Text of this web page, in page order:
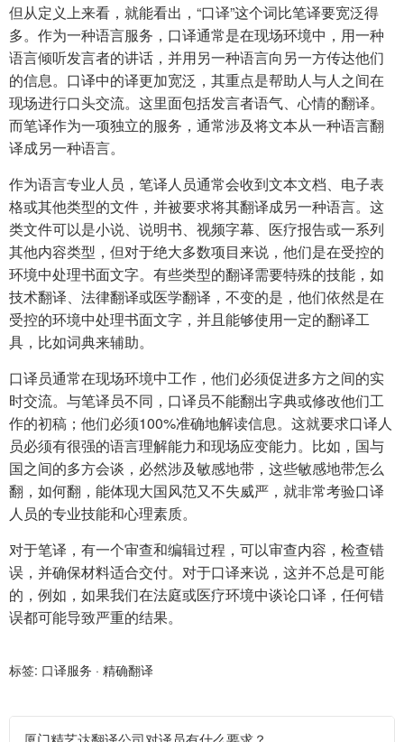
但从定义上来看，就能看出，“口译”这个词比笔译要宽泛得
多。作为一种语言服务，口译通常是在现场环境中，用一种
语言倾听发言者的讲话，并用另一种语言向另一方传达他们
的信息。口译中的译更加宽泛，其重点是帮助人与人之间在
现场进行口头交流。这里面包括发言者语气、心情的翻译。
而笔译作为一项独立的服务，通常涉及将文本从一种语言翻
译成另一种语言。
作为语言专业人员，笔译人员通常会收到文本文档、电子表
格或其他类型的文件，并被要求将其翻译成另一种语言。这
类文件可以是小说、说明书、视频字幕、医疗报告或一系列
其他内容类型，但对于绝大多数项目来说，他们是在受控的
环境中处理书面文字。有些类型的翻译需要特殊的技能，如
技术翻译、法律翻译或医学翻译，不变的是，他们依然是在
受控的环境中处理书面文字，并且能够使用一定的翻译工
具，比如词典来辅助。
口译员通常在现场环境中工作，他们必须促进多方之间的实
时交流。与笔译员不同，口译员不能翻出字典或修改他们工
作的初稿；他们必须100%准确地解读信息。这就要求口译人
员必须有很强的语言理解能力和现场应变能力。比如，国与
国之间的多方会谈，必然涉及敏感地带，这些敏感地带怎么
翻，如何翻，能体现大国风范又不失威严，就非常考验口译
人员的专业技能和心理素质。
对于笔译，有一个审查和编辑过程，可以审查内容，检查错
误，并确保材料适合交付。对于口译来说，这并不总是可能
的，例如，如果我们在法庭或医疗环境中谈论口译，任何错
误都可能导致严重的结果。
标签: 口译服务 · 精确翻译